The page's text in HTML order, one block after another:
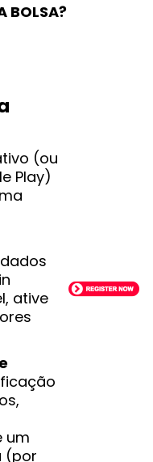
BOLSA?
(ou
Play)
ative
um
(por